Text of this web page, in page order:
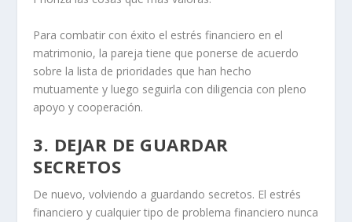
Para combatir con éxito el estrés financiero en el
matrimonio, la pareja tiene que ponerse de acuerdo
sobre la lista de prioridades que han hecho
mutuamente y luego seguirla con diligencia con pleno
apoyo y cooperación.
3. DEJAR DE GUARDAR
SECRETOS
De nuevo, volviendo a guardando secretos. El estrés
financiero y cualquier tipo de problema financiero nunca